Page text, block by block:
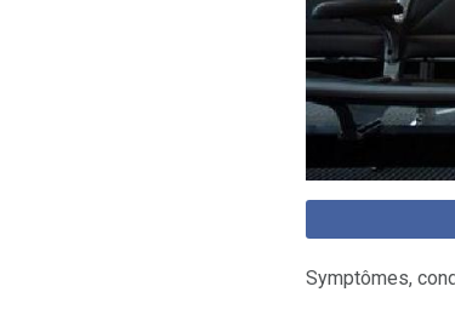
Symptômes,